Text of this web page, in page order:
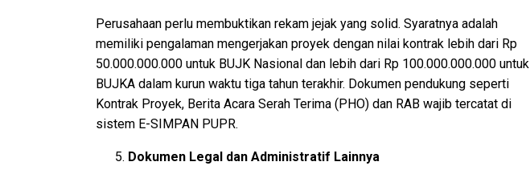
Perusahaan perlu membuktikan rekam jejak yang solid. Syaratnya adalah
memiliki pengalaman mengerjakan proyek dengan nilai kontrak lebih dari Rp
50.000.000.000 untuk BUJK Nasional dan lebih dari Rp 100.000.000.000 untuk
BUJKA dalam kurun waktu tiga tahun terakhir. Dokumen pendukung seperti
Kontrak Proyek, Berita Acara Serah Terima (PHO) dan RAB wajib tercatat di
sistem E-SIMPAN PUPR.
Dokumen Legal dan Administratif Lainnya